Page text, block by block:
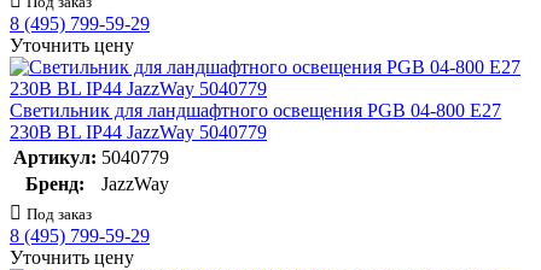
8 (495) 799-59-29
Уточнить цену
Светильник для ландшафтного освещения PGB 04-800 E27
230В BL IP44 JazzWay 5040779
Артикул: 5040779
Бренд:
JazzWay
Под заказ
8 (495) 799-59-29
Уточнить цену